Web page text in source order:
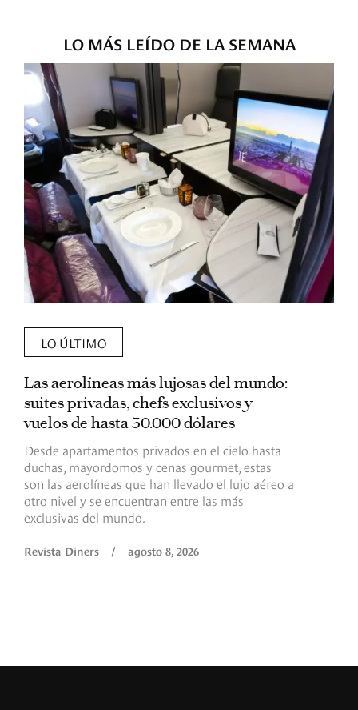
LO MÁS LEÍDO DE LA SEMANA
LO ÚLTIMO
Las aerolíneas más lujosas del mundo:
suites privadas, chefs exclusivos y
vuelos de hasta 30.000 dólares
Desde apartamentos privados en el cielo hasta
duchas, mayordomos y cenas gourmet, estas
son las aerolíneas que han llevado el lujo aéreo a
otro nivel y se encuentran entre las más
exclusivas del mundo.
Revista Diners / agosto 8, 2026